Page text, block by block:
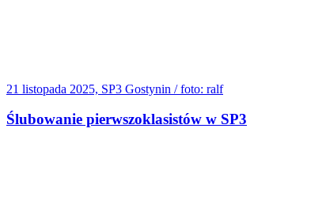
21 listopada 2025, SP3 Gostynin / foto: ralf
Ślubowanie pierwszoklasistów w SP3